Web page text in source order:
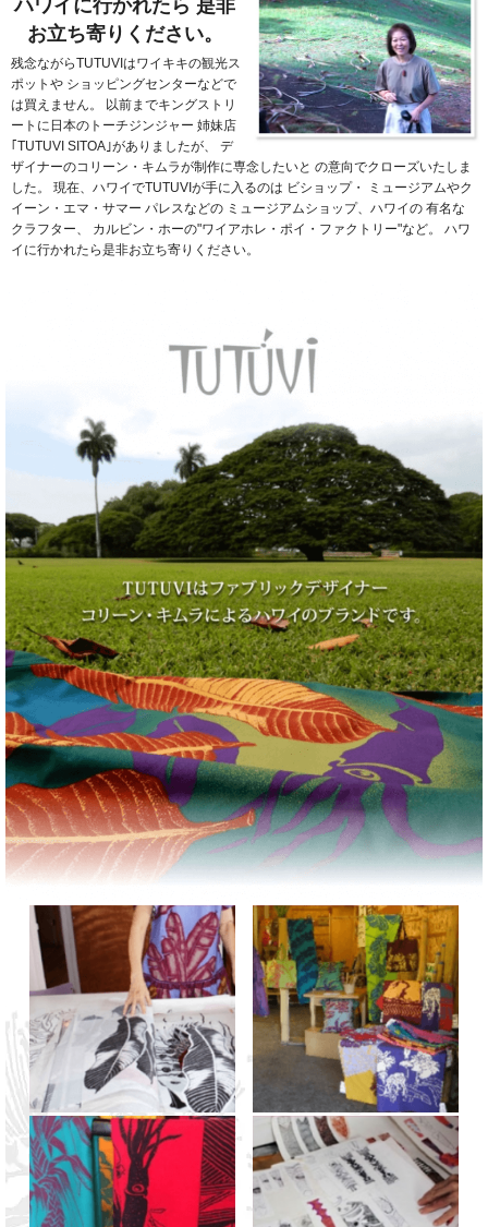
ハワイに行かれたら 是非
お立ち寄りください。
残念ながらTUTUVIはワイキキの観光ス
ポットや ショッピングセンターなどで
は買えません。
以前までキングストリ
ートに日本のトーチジンジャー 姉妹店
｢TUTUVI SITOA｣がありましたが、
デ
ザイナーのコリーン・キムラが制作に専念したいと の意向でクローズいたしま
した。
現在、ハワイでTUTUVIが手に入るのは ビショップ・
ミュージアムやク
イーン・エマ・サマー パレスなどの ミュージアムショップ、ハワイの 有名な
クラフター、
カルビン・ホーの"ワイアホレ・ポイ・ファクトリー"など。
ハワ
イに行かれたら是非お立ち寄りください。